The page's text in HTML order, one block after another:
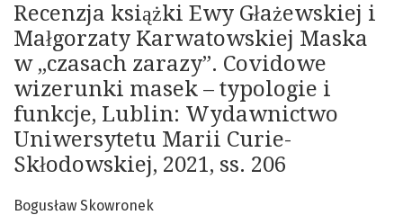
Recenzja książki Ewy Głażewskiej i
Małgorzaty Karwatowskiej Maska
w „czasach zarazy”. Covidowe
wizerunki masek – typologie i
funkcje, Lublin: Wydawnictwo
Uniwersytetu Marii Curie-
Skłodowskiej, 2021, ss. 206
Bogusław Skowronek